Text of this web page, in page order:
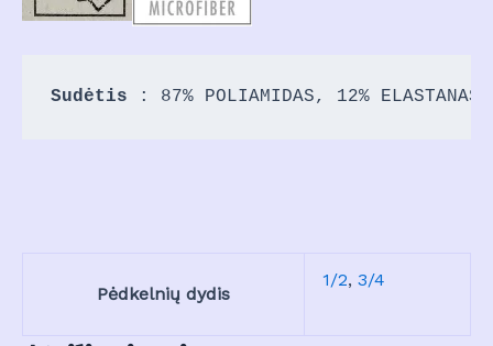
Sudėtis : 87% POLIAMIDAS, 12% ELASTANAS
Pėdkelnių dydis
1/2, 3/4